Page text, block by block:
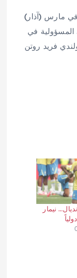
مارس (آذار)
المسؤولية في
فريد روتن
نيمار